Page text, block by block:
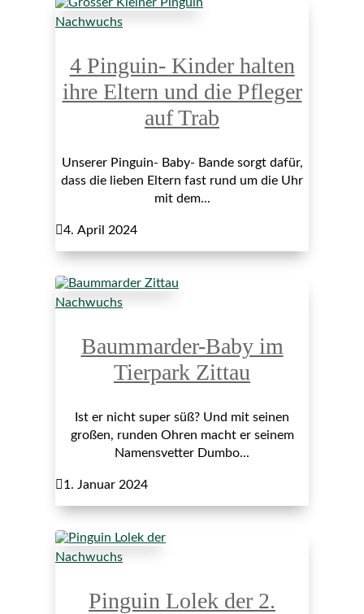
Nachwuchs
4 Pinguin- Kinder halten
ihre Eltern und die Pfleger
auf Trab
Unserer Pinguin- Baby- Bande sorgt dafür,
dass die lieben Eltern fast rund um die Uhr
mit dem...
4. April 2024
Nachwuchs
Baummarder-Baby im
Tierpark Zittau
Ist er nicht super süß? Und mit seinen
großen, runden Ohren macht er seinem
Namensvetter Dumbo...
1. Januar 2024
Nachwuchs
Pinguin Lolek der 2.